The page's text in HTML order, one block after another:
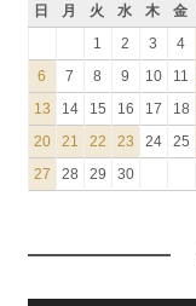
日 月 火 水 木 金
1
2 3 4
6
7 8 9 10 11
13
14 15 16 17 18
20
21 22 23 24 25
27
28 29 30